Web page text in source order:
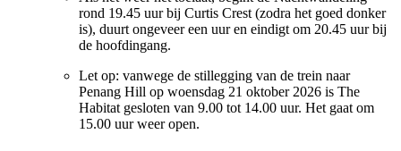
rond 19.45 uur bij Curtis Crest (zodra het goed donker
is), duurt ongeveer een uur en eindigt om 20.45 uur bij
de hoofdingang.
Let op: vanwege de stillegging van de trein naar
Penang Hill op woensdag 21 oktober 2026 is The
Habitat gesloten van 9.00 tot 14.00 uur. Het gaat om
15.00 uur weer open.